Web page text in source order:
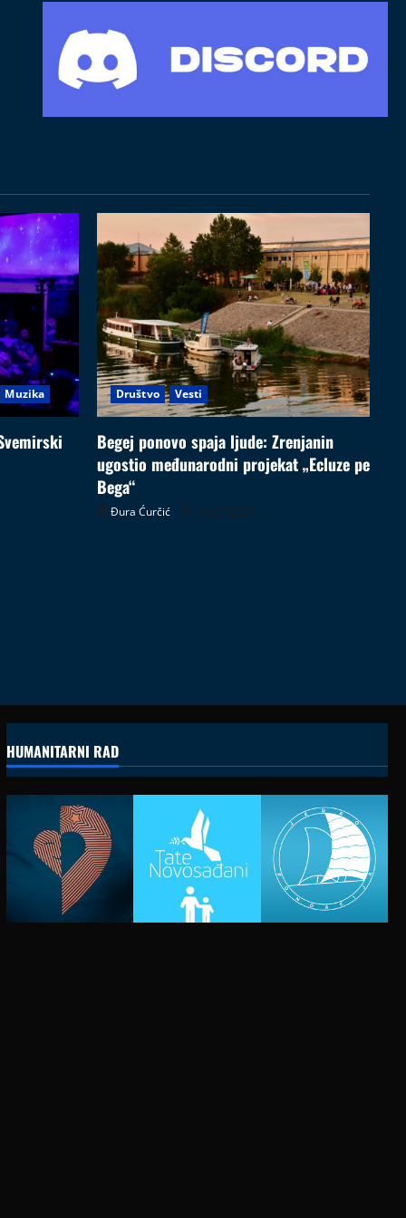
Muzika Društvo Vesti
Begej ponovo spaja ljude: Zrenjanin
ugostio međunarodni projekat „Ecluze pe
Bega“
Đura Ćurčić 26.07.2026
HUMANITARNI RAD